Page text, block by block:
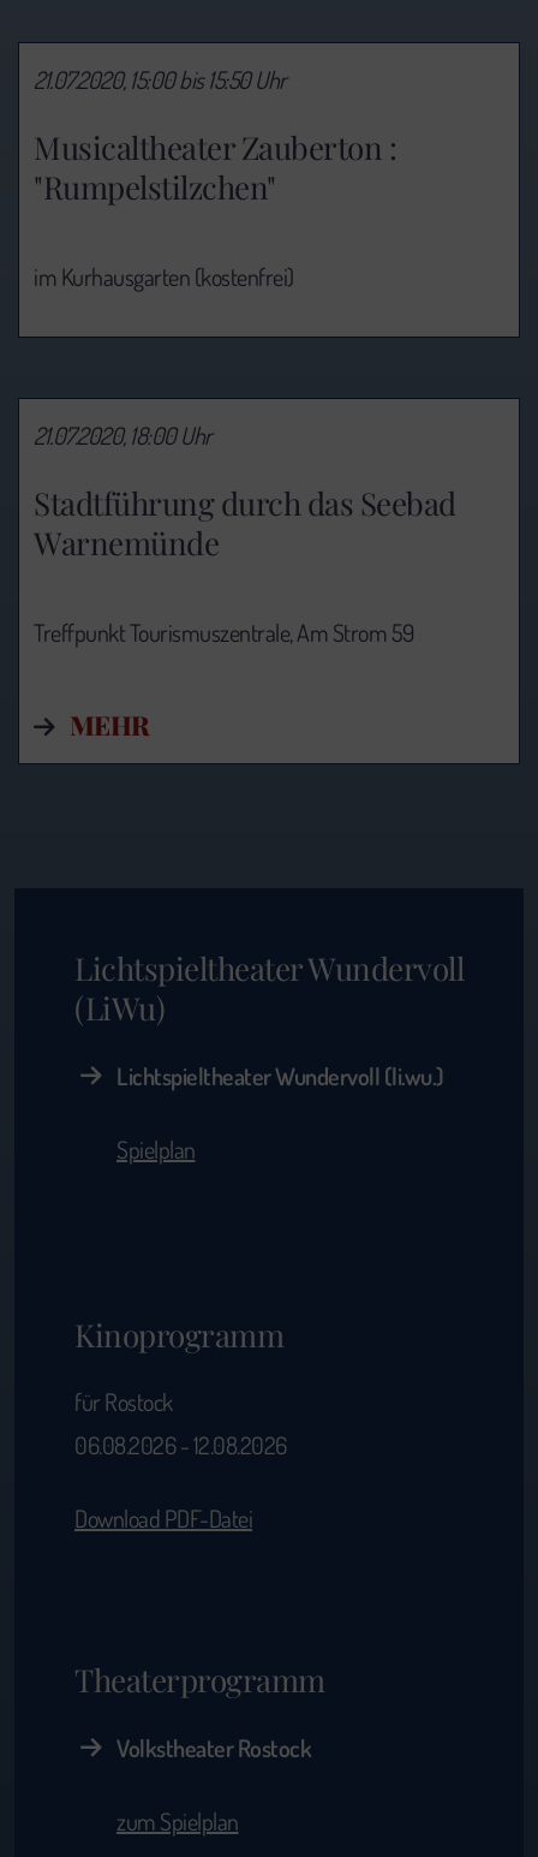
Musicaltheater Zauberton :
"Rumpelstilzchen"
21.07.2020, 15:00 bis 15:50 Uhr
im Kurhausgarten (kostenfrei)
Stadtführung durch das Seebad
Warnemünde
21.07.2020, 18:00 Uhr
Treffpunkt Tourismuszentrale, Am Strom 59
MEHR
Lichtspieltheater Wundervoll
(LiWu)
Lichtspieltheater Wundervoll (li.wu.)
Spielplan
Kinoprogramm
für Rostock
06.08.2026 - 12.08.2026
Download PDF-Datei
Theaterprogramm
Volkstheater Rostock
zum Spielplan